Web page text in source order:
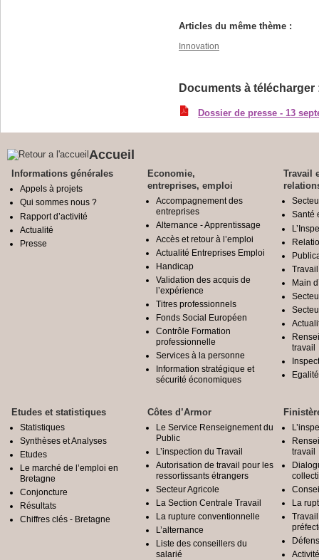
Articles du même thème :
Innovation
Documents à télécharger
Dossier de presse - 13
Accueil
Informations générales
Appels à projets
Qui sommes nous ?
Rapport d’activité
Actualité
Presse
Economie,
entreprises, emploi
Accompagnement des
entreprises
Alternance - Apprentissage
Accès et retour à l’emploi
Actualité Entreprises Emploi
Handicap
Validation des acquis de
l’expérience
Titres professionnels
Fonds Social Européen
Contrôle Formation
professionnelle
Services à la personne
Information stratégique et
sécurité économiques
Travail
Santé
Main
travail
Etudes et statistiques
Statistiques
Synthèses et Analyses
Etudes
Le marché de l’emploi en
Bretagne
Conjoncture
Résultats
Chiffres clés - Bretagne
Côtes d’Armor
Le Service Renseignement du
Public
L’inspection du Travail
Autorisation de travail pour les
ressortissants étrangers
Secteur Agricole
La Section Centrale Travail
La rupture conventionnelle
L’alternance
Liste des conseillers du
salarié
travail
La